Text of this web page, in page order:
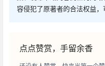
容侵犯了原著者的合法权益，
点点赞赏，手留余香